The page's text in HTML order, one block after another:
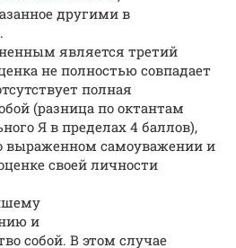
другими в
является третий
не полностью совпадает
полная
(разница по октантам
Я в пределах 4 баллов),
выраженном самоуважении и
своей личности
и
собой. В этом случае